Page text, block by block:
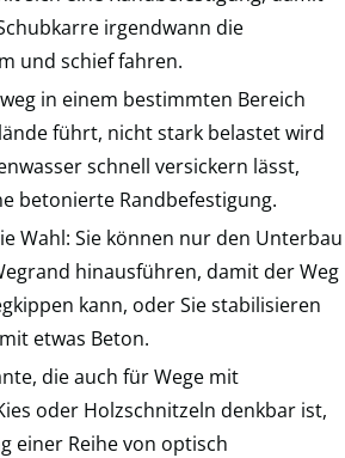
irgendwann die
und schief fahren.
in einem bestimmten Bereich
führt, nicht stark belastet wird
schnell versickern lässt,
betonierte Randbefestigung.
Wahl: Sie können nur den Unterbau
hinausführen, damit der Weg
kann, oder Sie stabilisieren
etwas Beton.
die auch für Wege mit
oder Holzschnitzeln denkbar ist,
einer Reihe von optisch